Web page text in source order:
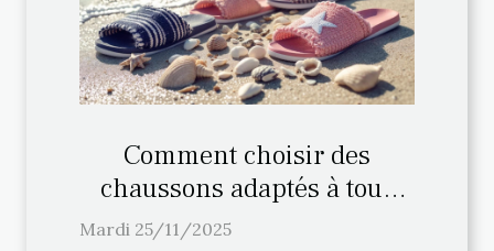
Comment choisir des
chaussons adaptés à tous
types de plages ?
Mardi 25/11/2025